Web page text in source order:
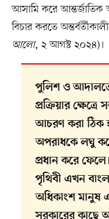
আসামি করে আন্তর্জাতিক
বিচার করতে
আলো, ২ আগস্ট ২০২৪)।
পুলিশ ও
প্রক্রিয়ার
আচরণ করা ঠিক
অপরাধকে লঘু
প্রধান করে
পৃথিবী এখন
অধিকাংশ মানুষ